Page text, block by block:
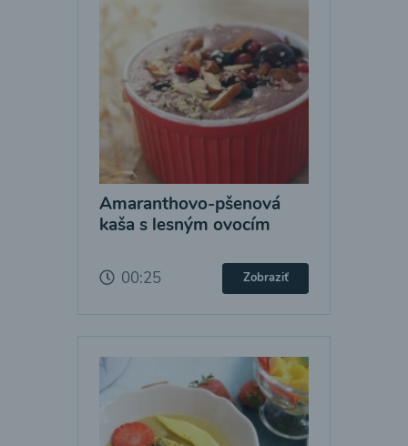
Amaranthovo-pšenová
kaša s lesným ovocím
00:25 Zobraziť